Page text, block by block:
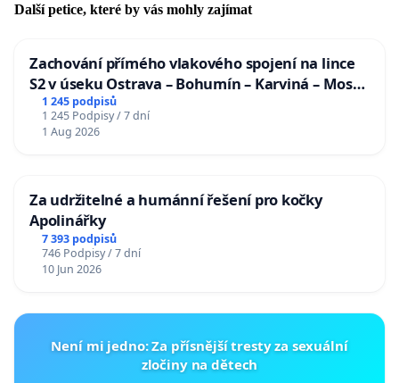
Další petice, které by vás mohly zajímat
Zachování přímého vlakového spojení na lince
S2 v úseku Ostrava – Bohumín – Karviná – Mosty
u Jablunkova
1 245 podpisů
1 245 Podpisy / 7 dní
1 Aug 2026
Za udržitelné a humánní řešení pro kočky
Apolinářky
7 393 podpisů
746 Podpisy / 7 dní
10 Jun 2026
Není mi jedno: Za přísnější tresty za sexuální
zločiny na dětech